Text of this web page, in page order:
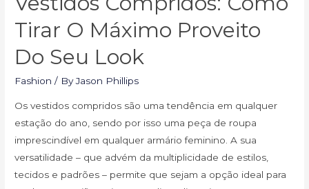
Tirar O Máximo Proveito
Do Seu Look
Fashion / ByJason Phillips
Os vestidos compridos são uma tendência em qualquer
estação do ano, sendo por isso uma peça de roupa
imprescindível em qualquer armário feminino. A sua
versatilidade – que advém da multiplicidade de estilos,
tecidos e padrões – permite que sejam a opção ideal para